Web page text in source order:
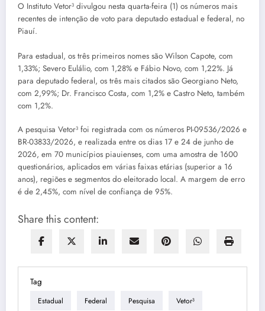
O Instituto Vetor³ divulgou nesta quarta-feira (1) os números mais
recentes de intenção de voto para deputado estadual e federal, no
Piauí.
Para estadual, os três primeiros nomes são Wilson Capote, com
1,33%; Severo Eulálio, com 1,28% e Fábio Novo, com 1,22%. Já
para deputado federal, os três mais citados são Georgiano Neto,
com 2,99%; Dr. Francisco Costa, com 1,2% e Castro Neto, também
com 1,2%.
A pesquisa Vetor³ foi registrada com os números PI-09536/2026 e
BR-03833/2026, e realizada entre os dias 17 e 24 de junho de
2026, em 70 municípios piauienses, com uma amostra de 1600
questionários, aplicados em várias faixas etárias (superior a 16
anos), regiões e segmentos do eleitorado local. A margem de erro
é de 2,45%, com nível de confiança de 95%.
Share this content:
Tag
Estadual Federal Pesquisa Vetor³